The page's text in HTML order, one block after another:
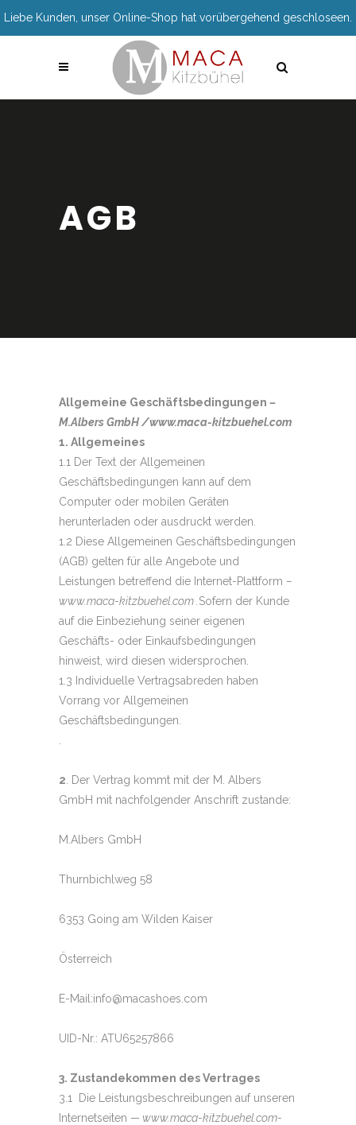
AGB
Allgemeine Geschäftsbedingungen –
M.Albers GmbH /www.maca-kitzbuehel.com
1. Allgemeines
1.1 Der Text der Allgemeinen
Geschäftsbedingungen kann auf dem
Computer oder mobilen Geräten
herunterladen oder ausdruckt werden.
1.2 Diese Allgemeinen Geschäftsbedingungen
(AGB) gelten für alle Angebote und
Leistungen betreffend die Internet-Plattform –
www.maca-kitzbuehel.com . Sofern der Kunde
auf die Einbeziehung seiner eigenen
Geschäfts- oder Einkaufsbedingungen
hinweist, wird diesen widersprochen.
1.3 Individuelle Vertragsabreden haben
Vorrang vor Allgemeinen
Geschäftsbedingungen.
2 . Der Vertrag kommt mit der M. Albers
GmbH mit nachfolgender Anschrift zustande:
M.Albers GmbH
Thurnbichlweg 58
6353 Going am Wilden Kaiser
Österreich
E-Mail:info@macashoes.com
UID-Nr.: ATU65257866
3. Zustandekommen des Vertrages
3.1 Die Leistungsbeschreibungen auf unseren
Internetseiten — www.maca-kitzbuehel.com-
Liebe Kunden, unser Online-Shop hat vorübergehend geschloseen.